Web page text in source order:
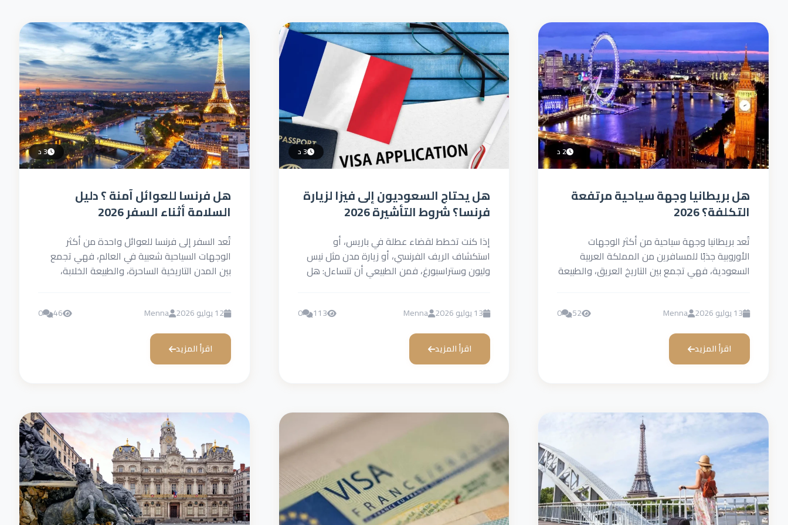
2 د
هل بريطانيا وجهة سياحية مرتفعة
التكلفة؟ 2026
تُعد بريطانيا وجهة سياحية من أكثر الوجهات
الأوروبية جذبًا للمسافرين من المملكة العربية
السعودية، فهي تجمع بين التاريخ العريق، والطبيعة
13 يوليو 2026 Menna
52
0
اقرأ المزيد
3 د
هل يحتاج السعوديون إلى فيزا لزيارة
فرنسا؟ شروط التأشيرة 2026
إذا كنت تخطط لقضاء عطلة في باريس، أو
استكشاف الريف الفرنسي، أو زيارة مدن مثل نيس
وليون وستراسبورغ، فمن الطبيعي أن تتساءل: هل
13 يوليو 2026 Menna
113
0
اقرأ المزيد
3 د
هل فرنسا للعوائل آمنة ؟ دليل
السلامة أثناء السفر 2026
تُعد السفر إلى فرنسا للعوائل واحدة من أكثر
الوجهات السياحية شعبية في العالم، فهي تجمع
بين المدن التاريخية الساحرة، والطبيعة الخلابة،
12 يوليو 2026 Menna
46
0
اقرأ المزيد